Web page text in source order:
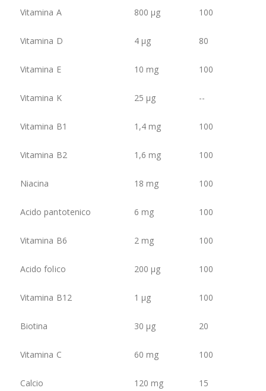
Vitamina A 800 µg 100
Vitamina D 4 µg 80
Vitamina E 10 mg 100
Vitamina K 25 µg --
Vitamina B1 1,4 mg 100
Vitamina B2 1,6 mg 100
Niacina 18 mg 100
Acido pantotenico 6 mg 100
Vitamina B6 2 mg 100
Acido folico 200 µg 100
Vitamina B12 1 µg 100
Biotina 30 µg 20
Vitamina C 60 mg 100
Calcio 120 mg 15